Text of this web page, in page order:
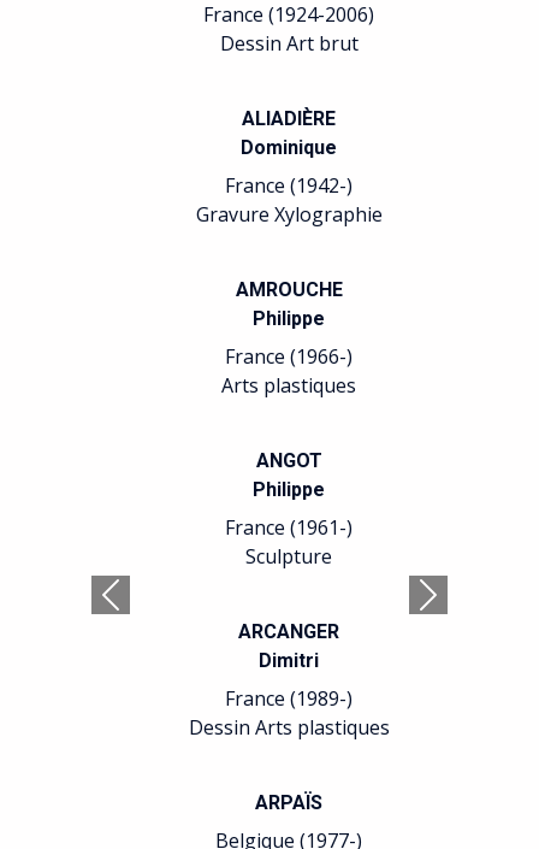
France (1924-2006)
Dessin Art brut
ALIADIÈRE
Dominique
France (1942-)
Gravure Xylographie
AMROUCHE
Philippe
France (1966-)
Arts plastiques
ANGOT
Philippe
France (1961-)
Sculpture
ARCANGER
Dimitri
France (1989-)
Dessin Arts plastiques
ARPAÏS
Belgique (1977-)
Précédent Suivant